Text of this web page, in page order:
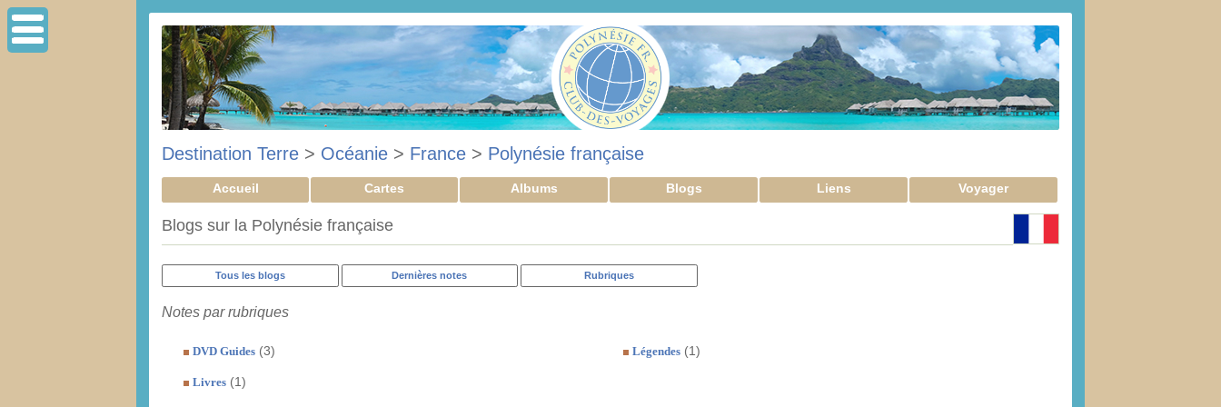
Destination Terre > Océanie > France > Polynésie française
Accueil Cartes Albums Blogs Liens Voyager
Blogs sur la Polynésie française
Tous les blogs Dernières notes Rubriques
Notes par rubriques
DVD Guides (3) Légendes (1)
Livres (1)